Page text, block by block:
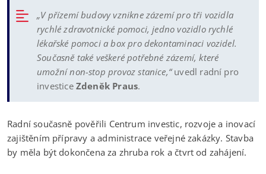
„V přízemí budovy vznikne zázemí pro tři vozidla
rychlé zdravotnické pomoci, jedno vozidlo rychlé
lékařské pomoci a box pro dekontaminaci vozidel.
Současně také veškeré potřebné zázemí, které
umožní non-stop provoz stanice,“uvedl radní pro
investiceZdeněk Praus.
Radní současně pověřili Centrum investic, rozvoje a inovací
zajištěním přípravy a administrace veřejné zakázky. Stavba
by měla být dokončena za zhruba rok a čtvrt od zahájení.